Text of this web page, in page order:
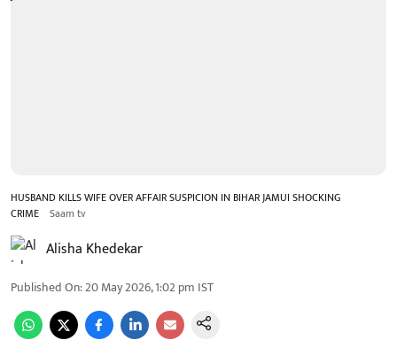
HUSBAND KILLS WIFE OVER AFFAIR SUSPICION IN BIHAR JAMUI SHOCKING
CRIME Saam tv
Alisha Khedekar
Published On:20 May 2026, 1:02 pm IST